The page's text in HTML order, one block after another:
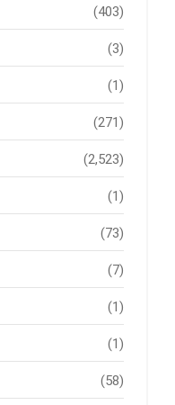
(403)
(3)
(1)
(271)
(2,523)
(1)
(73)
(7)
(1)
(1)
(58)